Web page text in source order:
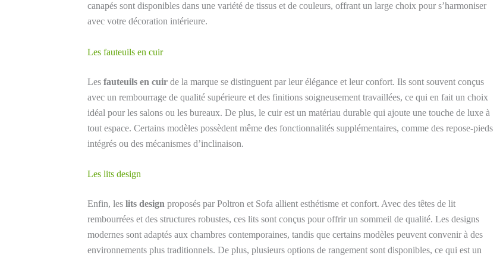
canapés sont disponibles dans une variété de tissus et de couleurs, offrant un large choix pour s’harmoniser
avec votre décoration intérieure.
Les fauteuils en cuir
Les fauteuils en cuir de la marque se distinguent par leur élégance et leur confort. Ils sont souvent conçus
avec un rembourrage de qualité supérieure et des finitions soigneusement travaillées, ce qui en fait un choix
idéal pour les salons ou les bureaux. De plus, le cuir est un matériau durable qui ajoute une touche de luxe à
tout espace. Certains modèles possèdent même des fonctionnalités supplémentaires, comme des repose-pieds
intégrés ou des mécanismes d’inclinaison.
Les lits design
Enfin, les lits design proposés par Poltron et Sofa allient esthétisme et confort. Avec des têtes de lit
rembourrées et des structures robustes, ces lits sont conçus pour offrir un sommeil de qualité. Les designs
modernes sont adaptés aux chambres contemporaines, tandis que certains modèles peuvent convenir à des
environnements plus traditionnels. De plus, plusieurs options de rangement sont disponibles, ce qui est un